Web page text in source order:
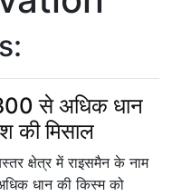
से अधिक धान
की मिसाल
क्षेत्र में राइसमैन के नाम
धान की किस्म को